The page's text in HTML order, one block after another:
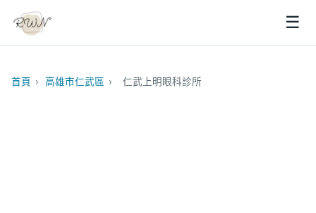
☰
首頁 › 高雄市仁武區 › 仁武上明眼科診所